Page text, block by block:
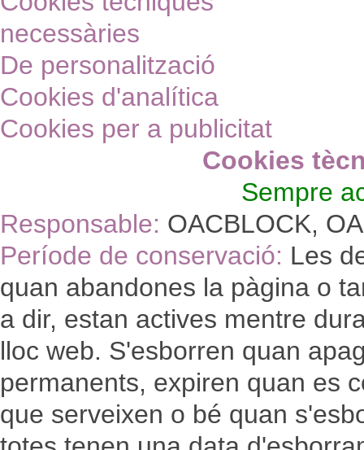
necessàries
De personalització
Cookies d'analítica
Cookies per a publicitat
Cookies
Sempre
Responsable: OACBLOCK,
Període de conservació: Les
quan abandones la pàgina o
a dir, estan actives mentre
lloc web. S'esborren quan
permanents, expiren quan es
que serveixen o bé quan